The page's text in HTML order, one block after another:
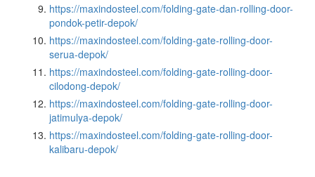
https://maxindosteel.com/folding-gate-dan-rolling-door-
pondok-petir-depok/
https://maxindosteel.com/folding-gate-rolling-door-
serua-depok/
https://maxindosteel.com/folding-gate-rolling-door-
cilodong-depok/
https://maxindosteel.com/folding-gate-rolling-door-
jatimulya-depok/
https://maxindosteel.com/folding-gate-rolling-door-
kalibaru-depok/